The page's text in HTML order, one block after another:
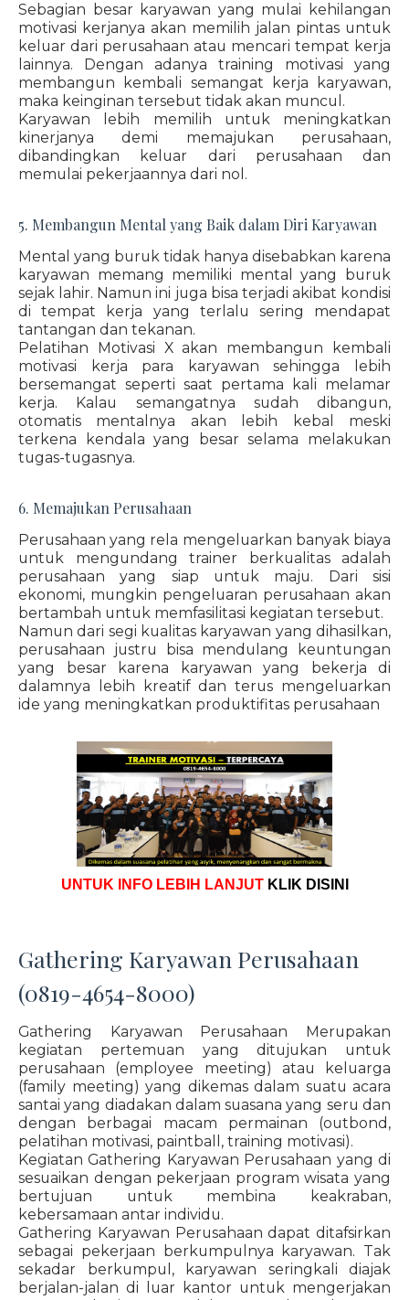
Sebagian besar karyawan yang mulai kehilangan
motivasi kerjanya akan memilih jalan pintas untuk
keluar dari perusahaan atau mencari tempat kerja
lainnya. Dengan adanya training motivasi yang
membangun kembali semangat kerja karyawan,
maka keinginan tersebut tidak akan muncul.
Karyawan lebih memilih untuk meningkatkan
kinerjanya demi memajukan perusahaan,
dibandingkan keluar dari perusahaan dan
memulai pekerjaannya dari nol.
5. Membangun Mental yang Baik dalam Diri Karyawan
Mental yang buruk tidak hanya disebabkan karena
karyawan memang memiliki mental yang buruk
sejak lahir. Namun ini juga bisa terjadi akibat kondisi
di tempat kerja yang terlalu sering mendapat
tantangan dan tekanan.
Pelatihan Motivasi X akan membangun kembali
motivasi kerja para karyawan sehingga lebih
bersemangat seperti saat pertama kali melamar
kerja. Kalau semangatnya sudah dibangun,
otomatis mentalnya akan lebih kebal meski
terkena kendala yang besar selama melakukan
tugas-tugasnya.
6. Memajukan Perusahaan
Perusahaan yang rela mengeluarkan banyak biaya
untuk mengundang trainer berkualitas adalah
perusahaan yang siap untuk maju. Dari sisi
ekonomi, mungkin pengeluaran perusahaan akan
bertambah untuk memfasilitasi kegiatan tersebut.
Namun dari segi kualitas karyawan yang dihasilkan,
perusahaan justru bisa mendulang keuntungan
yang besar karena karyawan yang bekerja di
dalamnya lebih kreatif dan terus mengeluarkan
ide yang meningkatkan produktifitas perusahaan
UNTUK INFO LEBIH LANJUT KLIK DISINI
Gathering Karyawan Perusahaan
(0819-4654-8000)
Gathering Karyawan Perusahaan Merupakan
kegiatan pertemuan yang ditujukan untuk
perusahaan (employee meeting) atau keluarga
(family meeting) yang dikemas dalam suatu acara
santai yang diadakan dalam suasana yang seru dan
dengan berbagai macam permainan (outbond,
pelatihan motivasi, paintball, training motivasi).
Kegiatan Gathering Karyawan Perusahaan yang di
sesuaikan dengan pekerjaan program wisata yang
bertujuan untuk membina keakraban,
kebersamaan antar individu.
Gathering Karyawan Perusahaan dapat ditafsirkan
sebagai pekerjaan berkumpulnya karyawan. Tak
sekadar berkumpul, karyawan seringkali diajak
berjalan-jalan di luar kantor untuk mengerjakan